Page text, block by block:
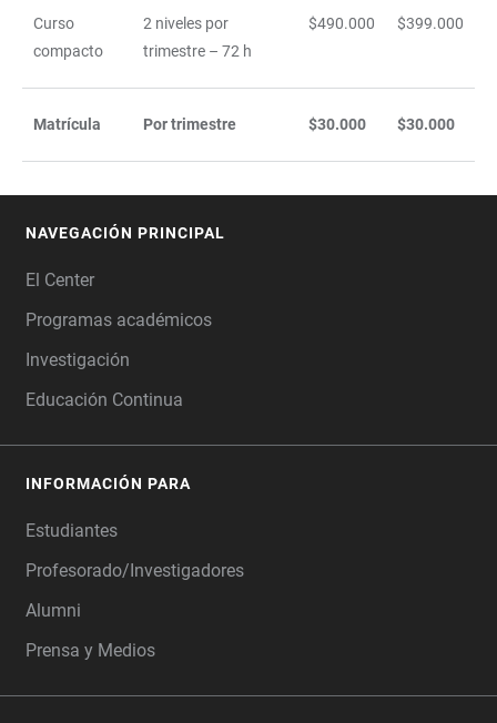
Curso
compacto
2 niveles por
trimestre – 72 h
$490.000 $399.000
Matrícula Por trimestre $30.000 $30.000
NAVEGACIÓN PRINCIPAL
El Center
Programas académicos
Investigación
Educación Continua
INFORMACIÓN PARA
Estudiantes
Profesorado/Investigadores
Alumni
Prensa y Medios